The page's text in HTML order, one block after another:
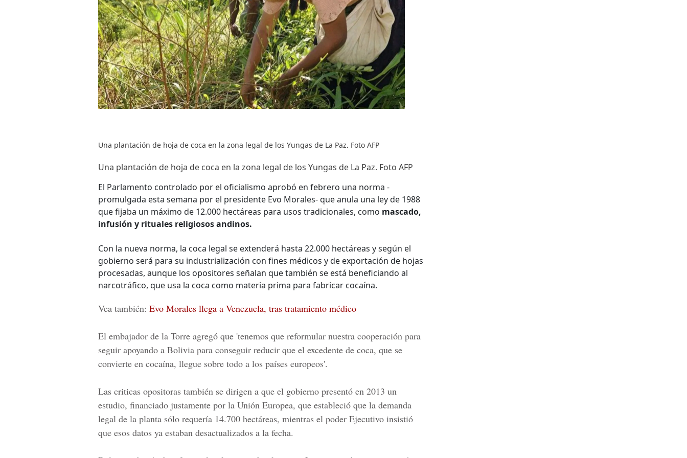
Una plantación de hoja de coca en la zona legal de los Yungas de La Paz. Foto AFP
Una plantación de hoja de coca en la zona legal de los Yungas de La Paz. Foto AFP
El Parlamento controlado por el oficialismo aprobó en febrero una norma -
promulgada esta semana por el presidente Evo Morales- que anula una ley de 1988
que fijaba un máximo de 12.000 hectáreas para usos tradicionales, como mascado,
infusión y rituales religiosos andinos.
Con la nueva norma, la coca legal se extenderá hasta 22.000 hectáreas y según el
gobierno será para su industrialización con fines médicos y de exportación de hojas
procesadas, aunque los opositores señalan que también se está beneficiando al
narcotráfico, que usa la coca como materia prima para fabricar cocaína.
Vea también: Evo Morales llega a Venezuela, tras tratamiento médico
El embajador de la Torre agregó que 'tenemos que reformular nuestra cooperación para
seguir apoyando a Bolivia para conseguir reducir que el excedente de coca, que se
convierte en cocaína, llegue sobre todo a los países europeos'.
Las criticas opositoras también se dirigen a que el gobierno presentó en 2013 un
estudio, financiado justamente por la Unión Europea, que estableció que la demanda
legal de la planta sólo requería 14.700 hectáreas, mientras el poder Ejecutivo insistió
que esos datos ya estaban desactualizados a la fecha.